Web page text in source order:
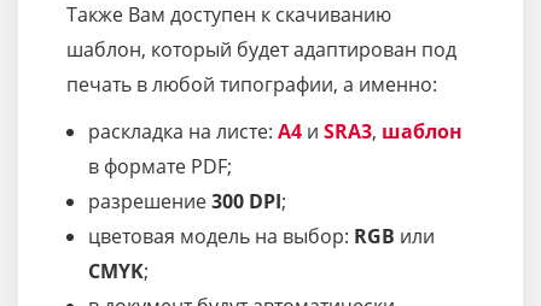
Также Вам доступен к скачиванию
шаблон, который будет адаптирован под
печать в любой типографии, а именно:
раскладка на листе: A4 и SRA3, шаблон
в формате PDF;
разрешение300 DPI;
цветовая модель на выбор: RGB или
CMYK;